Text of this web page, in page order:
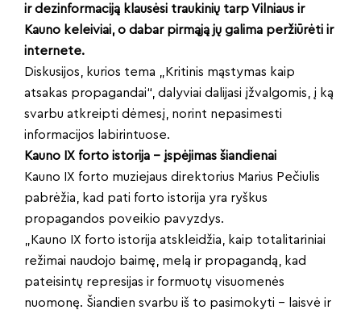
ir dezinformaciją klausėsi traukinių tarp Vilniaus ir
Kauno keleiviai, o dabar pirmąją jų galima peržiūrėti ir
internete.
Diskusijos, kurios tema „Kritinis mąstymas kaip
atsakas propagandai“, dalyviai dalijasi įžvalgomis, į ką
svarbu atkreipti dėmesį, norint nepasimesti
informacijos labirintuose.
Kauno IX forto istorija – įspėjimas šiandienai
Kauno IX forto muziejaus direktorius Marius Pečiulis
pabrėžia, kad pati forto istorija yra ryškus
propagandos poveikio pavyzdys.
„Kauno IX forto istorija atskleidžia, kaip totalitariniai
režimai naudojo baimę, melą ir propagandą, kad
pateisintų represijas ir formuotų visuomenės
nuomonę. Šiandien svarbu iš to pasimokyti – laisvė ir